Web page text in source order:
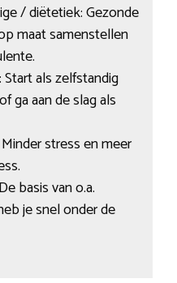
/ diëtetiek: Gezonde
maat samenstellen
als zelfstandig
ga aan de slag als
stress en meer
basis van o.a.
je snel onder de